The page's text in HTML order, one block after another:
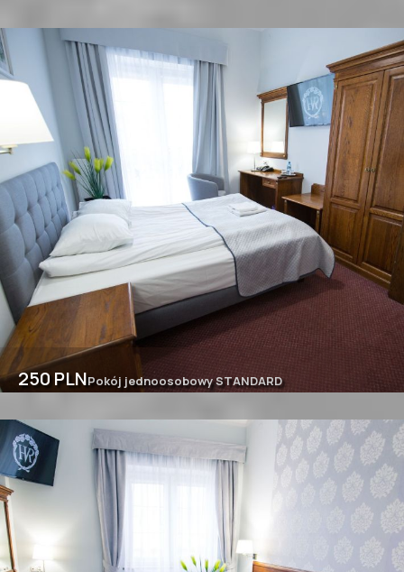
250 PLNPokój jednoosobowy STANDARD